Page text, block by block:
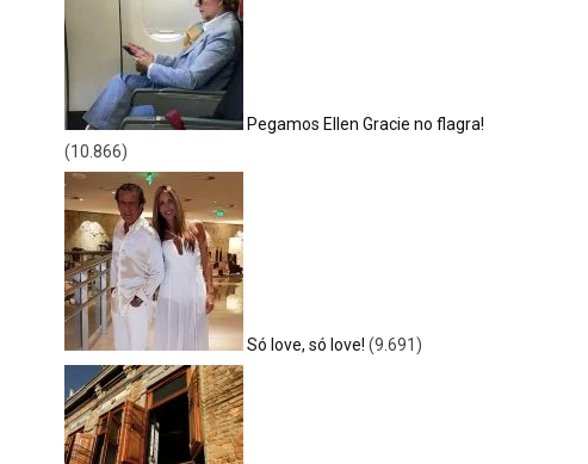
Pegamos Ellen Gracie no flagra!
(10.866)
Só love, só love! (9.691)